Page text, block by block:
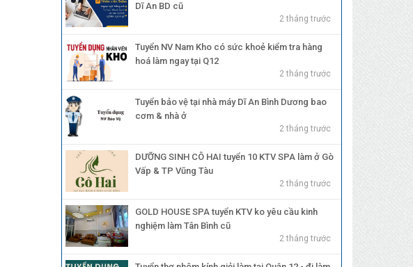
Dĩ An BD cũ
2 tháng trước
Tuyển NV Nam Kho có sức khoẻ kiểm tra hàng
hoá làm ngay tại Q12
2 tháng trước
Tuyển bảo vệ tại nhà máy Dĩ An Bình Dương bao
cơm & nhà ở
2 tháng trước
DƯỠNG SINH CÔ HAI tuyển 10 KTV SPA làm ở Gò
Vấp & TP Vũng Tàu
2 tháng trước
GOLD HOUSE SPA tuyển KTV ko yêu cầu kinh
nghiệm làm Tân Bình cũ
2 tháng trước